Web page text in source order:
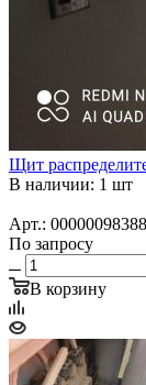
Щит
В наличии: 1 шт
Арт.:
По запросу
В корзину